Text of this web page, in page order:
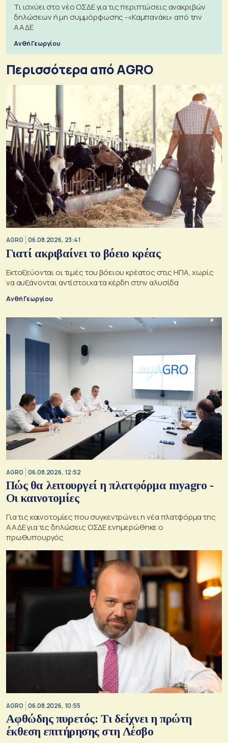
Τι ισχύει στο νέο ΟΣΔΕ για τις περιπτώσεις ανακριβών
δηλώσεων ή μη συμμόρφωσης -«Καμπανάκι» από την
ΑΑΔΕ
Ανθή Γεωργίου
Περισσότερα από AGRO
AGRO 06.08.2026, 23:41
Γιατί ακριβαίνει το βόειο κρέας
Εκτοξεύονται οι τιμές του βόειου κρέατος στις ΗΠΑ, χωρίς
να αυξάνονται αντίστοιχα τα κέρδη στην αλυσίδα
Ανθή Γεωργίου
AGRO 06.08.2026, 12:52
Πώς θα λειτουργεί η πλατφόρμα myagro -
Οι καινοτομίες
Για τις καινοτομίες που συγκεντρώνει η νέα πλατφόρμα της
ΑΑΔΕ για τις δηλώσεις ΟΣΔΕ ενημερώθηκε ο
πρωθυπουργός
AGRO 06.08.2026, 10:55
Αφθώδης πυρετός: Τι δείχνει η πρώτη
έκθεση επιτήρησης στη Λέσβο